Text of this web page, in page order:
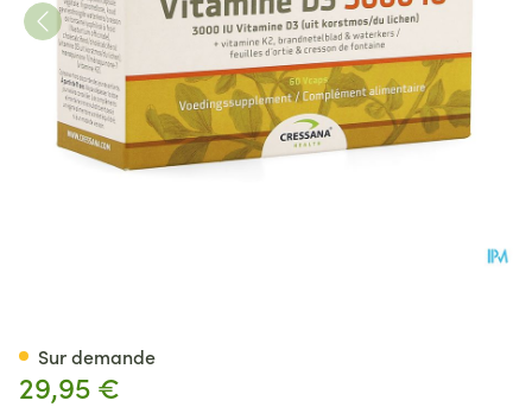
29,95 €
Sur demande